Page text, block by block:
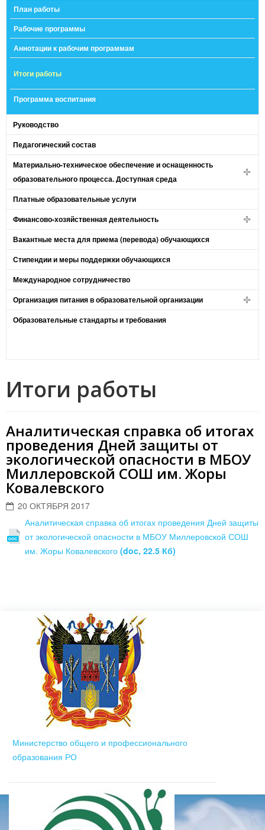
План работы
Рабочие программы
Аннотации к рабочим программам
Итоги работы
Программа воспитания
Руководство
Педагогический состав
Материально-техническое обеспечение и оснащенность
образовательного процесса. Доступная среда
Платные образовательные услуги
Финансово-хозяйственная деятельность
Вакантные места для приема (перевода) обучающихся
Стипендии и меры поддержки обучающихся
Международное сотрудничество
Организация питания в образовательной организации
Образовательные стандарты и требования
Итоги работы
Аналитическая справка об итогах
проведения Дней защиты от
экологической опасности в МБОУ
Миллеровской СОШ им. Жоры
Ковалевского
20 ОКТЯБРЯ 2017
Аналитическая справка об итогах проведения Дней защиты
от экологической опасности в МБОУ Миллеровской СОШ
им. Жоры Ковалевского (doc, 22.5 Кб)
Министерство общего и профессионального
образования РО